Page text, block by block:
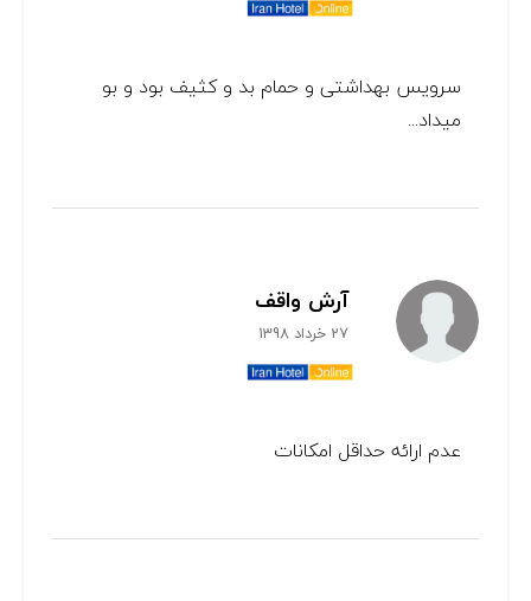
سرویس بهداشتی و حمام بد و کثیف بود و بو
میداد...
آرش واقف
27 خرداد 1398
عدم ارائه حداقل امکانات